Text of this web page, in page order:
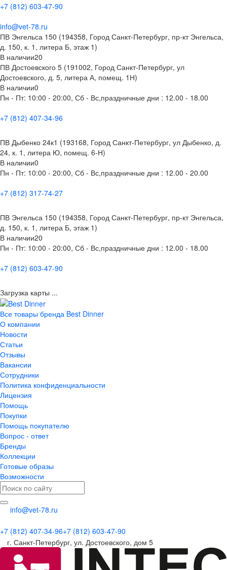
+7 (812) 603-47-90
info@vet-78.ru
ПВ Энгельса 150 (194358, Город Санкт-Петербург, пр-кт Энгельса,
д. 150, к. 1, литера Б, этаж 1)
В наличии20
ПВ Достоевского 5 (191002, Город Санкт-Петербург, ул
Достоевского, д. 5, литера А, помещ. 1Н)
В наличии0
Пн - Пт: 10:00 - 20:00, Сб - Вс,праздничные дни : 12.00 - 18.00
+7 (812) 407-34-96
ПВ Дыбенко 24к1 (193168, Город Санкт-Петербург, ул Дыбенко, д.
24, к. 1, литера Ю, помещ. 6-Н)
В наличии0
Пн - Пт: 10:00 - 20:00, Сб - Вс,праздничные дни : 12.00 - 20.00
+7 (812) 317-74-27
ПВ Энгельса 150 (194358, Город Санкт-Петербург, пр-кт Энгельса,
д. 150, к. 1, литера Б, этаж 1)
В наличии20
Пн - Пт: 10:00 - 20:00, Сб - Вс,праздничные дни : 12.00 - 18.00
+7 (812) 603-47-90
Загрузка карты ...
Все товары бренда Best Dinner
О компании
Новости
Статьи
Отзывы
Вакансии
Сотрудники
Политика конфиденциальности
Лицензия
Помощь
Покупки
Помощь покупателю
Вопрос - ответ
Бренды
Коллекции
Готовые образы
Возможности
info@vet-78.ru
+7 (812) 407-34-96+7 (812) 603-47-90
г. Санкт-Петербург, ул. Достоевского, дом 5